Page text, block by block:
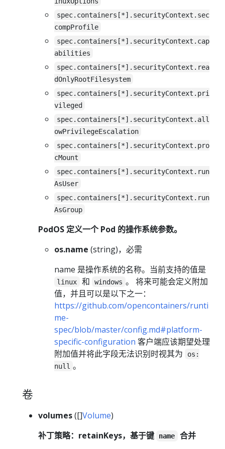
spec.containers[*].securityContext.sec
compProfile
spec.containers[*].securityContext.cap
abilities
spec.containers[*].securityContext.rea
dOnlyRootFilesystem
spec.containers[*].securityContext.pri
vileged
spec.containers[*].securityContext.all
owPrivilegeEscalation
spec.containers[*].securityContext.pro
cMount
spec.containers[*].securityContext.run
AsUser
spec.containers[*].securityContext.run
AsGroup
PodOS 定义一个 Pod 的操作系统参数。
os.name (string)，必需
name 是操作系统的名称。当前支持的值是
linux 和 windows 。 将来可能会定义附加
值，并且可以是以下之一：
https://github.com/opencontainers/runti
me-
spec/blob/master/config.md#platform-
specific-configuration 客户端应该期望处理
附加值并将此字段无法识别时视其为
os:
null 。
卷
volumes([]Volume)
补丁策略：retainKeys，基于键
name
合并